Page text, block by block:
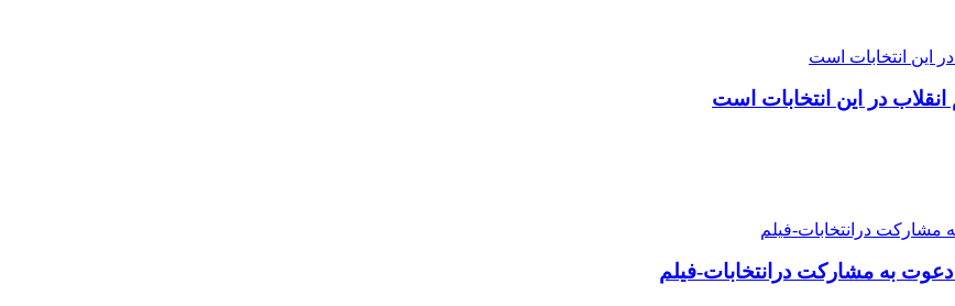
در این انتخابات است
به مشارکت درانتخابات-فیلم